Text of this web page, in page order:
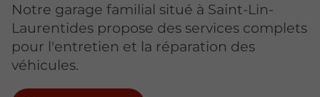
Notre garage familial situé à Saint-Lin-
Laurentides propose des services complets
pour l'entretien et la réparation des
véhicules.